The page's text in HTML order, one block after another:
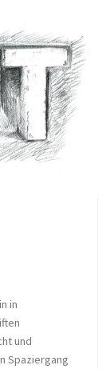
in
und
Spaziergang